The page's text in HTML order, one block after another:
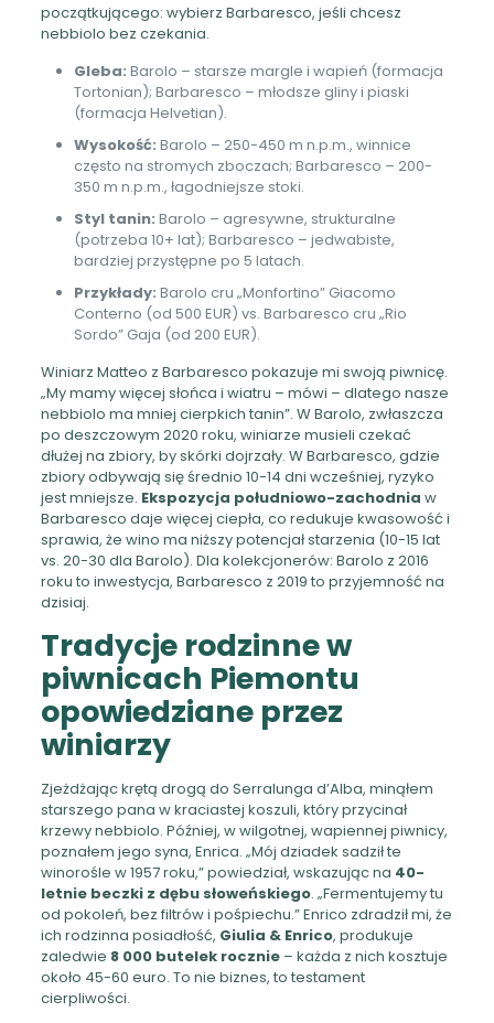
początkującego: wybierz Barbaresco, jeśli chcesz
nebbiolo bez czekania.
Gleba: Barolo – starsze margle i wapień (formacja
Tortonian); Barbaresco – młodsze gliny i piaski
(formacja Helvetian).
Wysokość: Barolo – 250-450 m n.p.m., winnice
często na stromych zboczach; Barbaresco – 200-
350 m n.p.m., łagodniejsze stoki.
Styl tanin: Barolo – agresywne, strukturalne
(potrzeba 10+ lat); Barbaresco – jedwabiste,
bardziej przystępne po 5 latach.
Przykłady: Barolo cru „Monfortino” Giacomo
Conterno (od 500 EUR) vs. Barbaresco cru „Rio
Sordo” Gaja (od 200 EUR).
Winiarz Matteo z Barbaresco pokazuje mi swoją piwnicę.
„My mamy więcej słońca i wiatru – mówi – dlatego nasze
nebbiolo ma mniej cierpkich tanin”. W Barolo, zwłaszcza
po deszczowym 2020 roku, winiarze musieli czekać
dłużej na zbiory, by skórki dojrzały. W Barbaresco, gdzie
zbiory odbywają się średnio 10-14 dni wcześniej, ryzyko
jest mniejsze. Ekspozycja południowo-zachodnia w
Barbaresco daje więcej ciepła, co redukuje kwasowość i
sprawia, że wino ma niższy potencjał starzenia (10-15 lat
vs. 20-30 dla Barolo). Dla kolekcjonerów: Barolo z 2016
roku to inwestycja, Barbaresco z 2019 to przyjemność na
dzisiaj.
Tradycje rodzinne w
piwnicach Piemontu
opowiedziane przez
winiarzy
Zjeżdżając krętą drogą do Serralunga d’Alba, minąłem
starszego pana w kraciastej koszuli, który przycinał
krzewy nebbiolo. Później, w wilgotnej, wapiennej piwnicy,
poznałem jego syna, Enrica. „Mój dziadek sadził te
winorośle w 1957 roku,” powiedział, wskazując na 40-
letnie beczki z dębu słoweńskiego. „Fermentujemy tu
od pokoleń, bez filtrów i pośpiechu.” Enrico zdradził mi, że
ich rodzinna posiadłość, Giulia & Enrico, produkuje
zaledwie 8 000 butelek rocznie– każda z nich kosztuje
około 45-60 euro. To nie biznes, to testament
cierpliwości.